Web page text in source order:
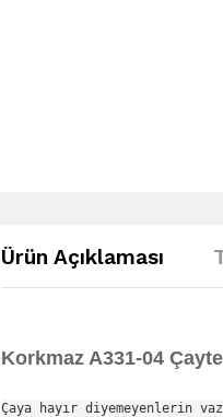
Ürün Açıklaması
Korkmaz A331-04
Çaya hayır diyemeyenlerin